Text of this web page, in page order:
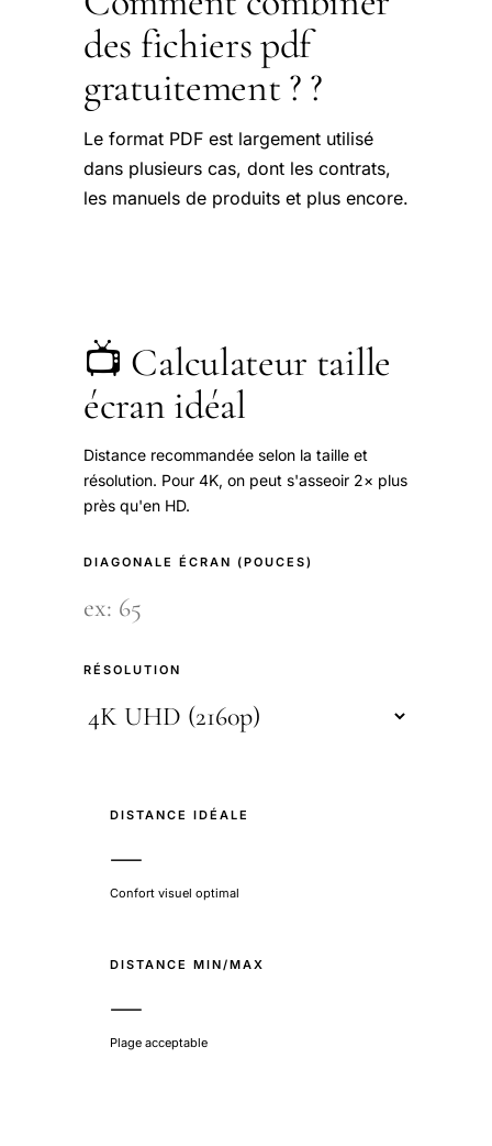
des fichiers pdf
gratuitement ? ?
Le format PDF est largement utilisé
dans plusieurs cas, dont les contrats,
les manuels de produits et plus encore.
📺 Calculateur taille
écran idéal
Distance recommandée selon la taille et
résolution. Pour 4K, on peut s'asseoir 2× plus
près qu'en HD.
DIAGONALE ÉCRAN (POUCES)
RÉSOLUTION
DISTANCE IDÉALE
—
Confort visuel optimal
DISTANCE MIN/MAX
—
Plage acceptable